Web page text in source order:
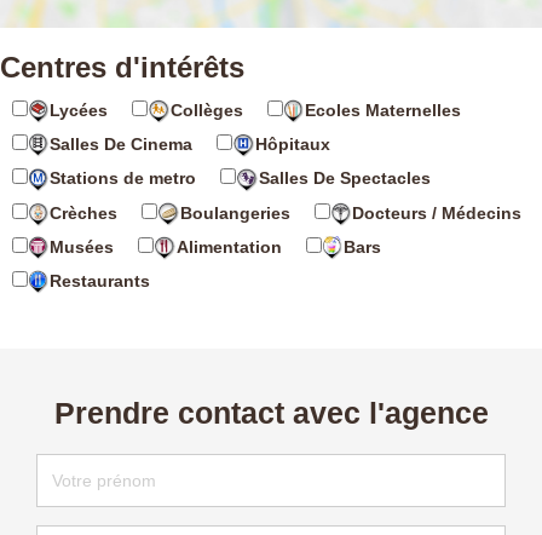
Centres d'intérêts
Lycées Collèges
Ecoles Maternelles
Salles De Cinema
Hôpitaux
Stations de metro
Salles De Spectacles
Crèches
Boulangeries
Docteurs / Médecins
Musées
Alimentation
Bars
Restaurants
Prendre contact avec l'agence